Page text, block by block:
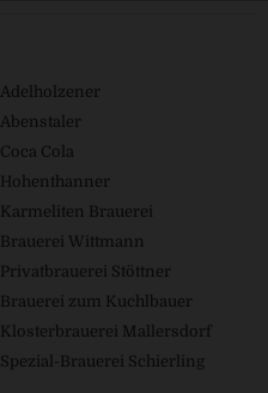
Adelholzener
Abenstaler
Coca Cola
Hohenthanner
Karmeliten Brauerei
Brauerei Wittmann
Privatbrauerei Stöttner
Brauerei zum Kuchlbauer
Klosterbrauerei Mallersdorf
Spezial-Brauerei Schierling